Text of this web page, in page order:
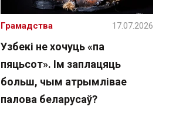
Узбекі не хочуць «па
пяцьсот». Ім заплацяць
больш, чым атрымлівае
палова беларусаў?
Грамадства 17.07.2026